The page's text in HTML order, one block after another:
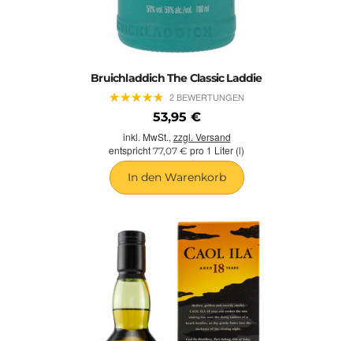
Bruichladdich The Classic Laddie
★★★★★
★★★★★ 2 BEWERTUNGEN
53,95 €
inkl. MwSt., zzgl. Versand
entspricht 77,07 € pro 1 Liter (l)
In den Warenkorb